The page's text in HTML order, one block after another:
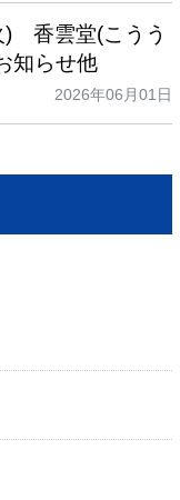
) 香雲堂(こうう
知らせ他
2026年06月01日